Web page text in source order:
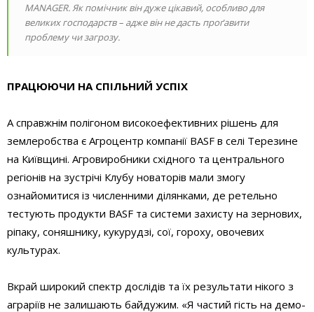
MANAGER. Як помічник він дуже цікавий, особливо для
великих господарств – адже він не дасть проґавити
проблему чи загрозу.
ПРАЦЮЮЧИ НА СПІЛЬНИЙ УСПІХ
А справжнім полігоном високоефективних рішень для
землеробства є Агроцентр компанії BASF в селі Терезине
на Київщині. Агровиробники східного та центрального
регіонів на зустрічі Клубу новаторів мали змогу
ознайомитися із численними ділянками, де ретельно
тестують продукти BASF та системи захисту на зернових,
ріпаку, соняшнику, кукурудзі, сої, гороху, овочевих
культурах.
Вкрай широкий спектр дослідів та їх результати нікого з
аграріїв не залишають байдужим. «Я частий гість на демо-